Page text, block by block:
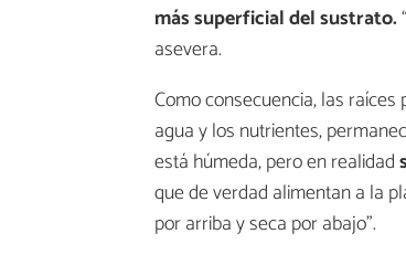
más superficial del sustrato.
asevera.
Como consecuencia, las
agua y los nutrientes,
está húmeda, pero en realidad
que de verdad alimentan a la
por arriba y seca por abajo”.